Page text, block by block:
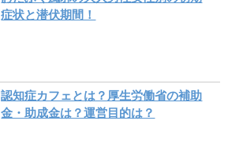
症状と潜伏期間！
認知症カフェとは？厚生労働省の補助
金・助成金は？運営目的は？